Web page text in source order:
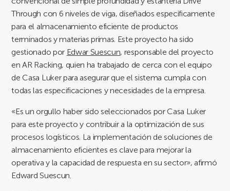
Through con 6 niveles de viga, diseñados específicamente
para el almacenamiento eficiente de productos
terminados y materias primas. Este proyecto ha sido
gestionado por Edwar Suescun, responsable del proyecto
en AR Racking, quien ha trabajado de cerca con el equipo
de Casa Luker para asegurar que el sistema cumpla con
todas las especificaciones y necesidades de la empresa.
«Es un orgullo haber sido seleccionados por Casa Luker
para este proyecto y contribuir a la optimización de sus
procesos logísticos. La implementación de soluciones de
almacenamiento eficientes es clave para mejorar la
operativa y la capacidad de respuesta en su sector», afirmó
Edward Suescun.